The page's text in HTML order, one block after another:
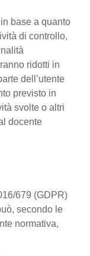
base a quanto
di controllo,
ridotti in
dell’utente
previsto in
svolte o altri
docente
679 (GDPR)
secondo le
normativa,